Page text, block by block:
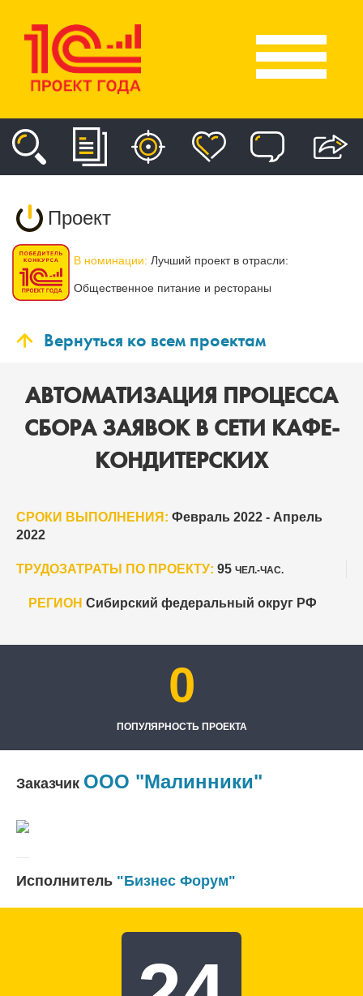
Проект
В номинации: Лучший проект в отрасли:
Общественное питание и рестораны
Вернуться ко всем проектам
АВТОМАТИЗАЦИЯ ПРОЦЕССА
СБОРА ЗАЯВОК В СЕТИ КАФЕ-
КОНДИТЕРСКИХ
СРОКИ ВЫПОЛНЕНИЯ: Февраль 2022 - Апрель
2022
ТРУДОЗАТРАТЫ ПО ПРОЕКТУ: 95 ЧЕЛ.-ЧАС.
РЕГИОН Сибирский федеральный округ РФ
0
ПОПУЛЯРНОСТЬ ПРОЕКТА
Заказчик ООО "Малинники"
Исполнитель "Бизнес Форум"